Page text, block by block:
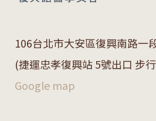
106台北市大安區復興南路一
(捷運忠孝復興站 5號出口 步
Google map